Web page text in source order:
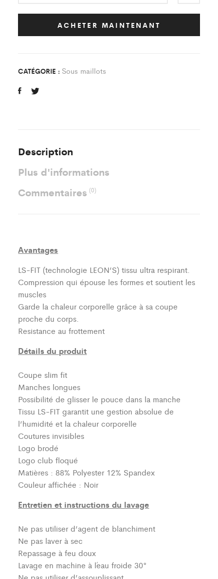
Classic
FC
ACHETER MAINTENANT
CATÉGORIE : Sous maillots
Description
Plus d'informations
Commentaires(0)
Avantages
LS-FIT (technologie LEON’S)tissu ultra respirant.
Compression qui épouse les formes et soutient les
muscles
Garde la chaleur corporelle grâce à sa coupe
proche du corps.
Resistance au frottement
Détails du produit
Coupe slim fit
Manches longues
Possibilité de glisser le pouce dans la manche
Tissu LS-FIT garantit une gestion absolue de
l’humidité et la chaleur corporelle
Coutures invisibles
Logo brodé
Logo club floqué
Matières : 88% Polyester 12% Spandex
Couleur affichée : Noir
Entretien et instructions du lavage
Ne pas utiliser d’agent de blanchiment
Ne pas laver à sec
Repassage à feu doux
Lavage en machine à l´eau froide 30°